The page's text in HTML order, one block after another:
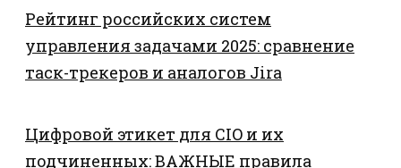
Рейтинг российских систем
управления задачами 2025: сравнение
таск-трекеров и аналогов Jira
Цифровой этикет для CIO и их
подчиненных: ВАЖНЫЕ правила